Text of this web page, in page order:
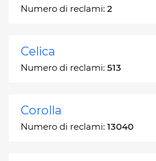
Numero di reclami: 2
Celica
Numero di reclami: 513
Corolla
Numero di reclami: 13040